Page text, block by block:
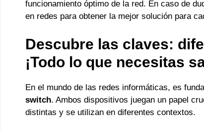
funcionamiento óptimo de la red. En caso de
en redes para obtener la mejor solución para
Descubre las claves:
¡Todo lo que necesitas
En el mundo de las redes informáticas, es
switch. Ambos dispositivos juegan un papel
distintas y se utilizan en diferentes contextos.